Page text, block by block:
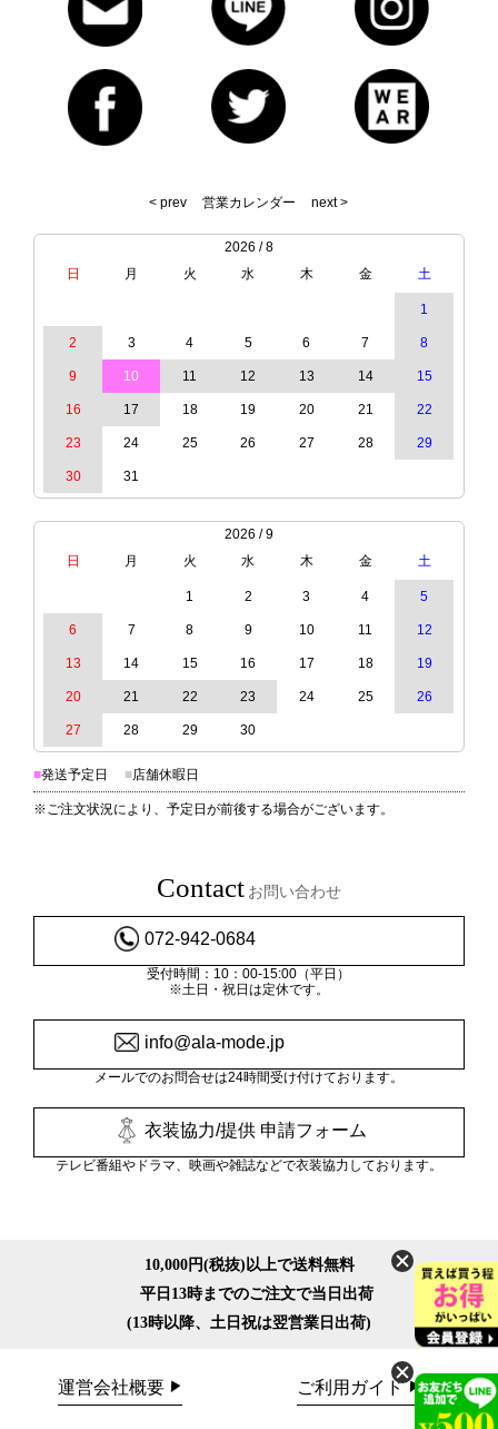
< prev 営業カレンダー next >
2026 / 8
日
月 火 水 木 金 土
1
2 3 4 5 6 7 8
9 10 11 12 13 14 15
16 17 18 19 20 21 22
23 24 25 26 27 28 29
30 31
2026 / 9
日
月 火 水 木 金 土
1 2 3 4 5
6 7 8 9 10 11 12
13 14 15 16 17 18 19
20 21 22 23 24 25 26
27 28 29 30
■発送予定日 ■店舗休暇日
※ご注文状況により、予定日が前後する場合がございます。
Contact お問い合わせ
072-942-0684
受付時間：10：00-15:00（平日）
※土日・祝日は定休です。
info@ala-mode.jp
メールでのお問合せは24時間受け付けております。
衣装協力/提供 申請フォーム
テレビ番組やドラマ、映画や雑誌などで衣装協力しております。
10,000円(税抜)以上で送料無料
平日13時までのご注文で当日出荷
(13時以降、土日祝は翌営業日出荷)
運営会社概要 ご利用ガイド